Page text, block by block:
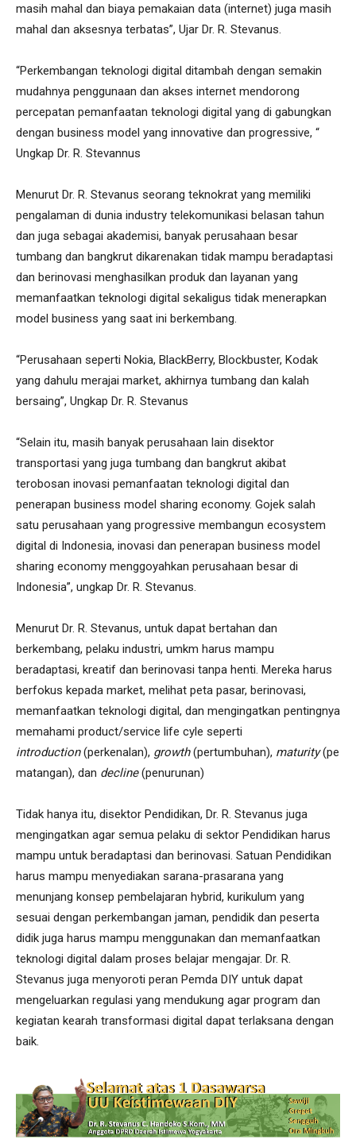
masih mahal dan biaya pemakaian data (internet) juga masih
mahal dan aksesnya terbatas”, Ujar Dr. R. Stevanus.
“Perkembangan teknologi digital ditambah dengan semakin
mudahnya penggunaan dan akses internet mendorong
percepatan pemanfaatan teknologi digital yang di gabungkan
dengan business model yang innovative dan progressive, “
Ungkap Dr. R. Stevannus
Menurut Dr. R. Stevanus seorang teknokrat yang memiliki
pengalaman di dunia industry telekomunikasi belasan tahun
dan juga sebagai akademisi, banyak perusahaan besar
tumbang dan bangkrut dikarenakan tidak mampu beradaptasi
dan berinovasi menghasilkan produk dan layanan yang
memanfaatkan teknologi digital sekaligus tidak menerapkan
model business yang saat ini berkembang.
“Perusahaan seperti Nokia, BlackBerry, Blockbuster, Kodak
yang dahulu merajai market, akhirnya tumbang dan kalah
bersaing”, Ungkap Dr. R. Stevanus
“Selain itu, masih banyak perusahaan lain disektor
transportasi yang juga tumbang dan bangkrut akibat
terobosan inovasi pemanfaatan teknologi digital dan
penerapan business model sharing economy. Gojek salah
satu perusahaan yang progressive membangun ecosystem
digital di Indonesia, inovasi dan penerapan business model
sharing economy menggoyahkan perusahaan besar di
Indonesia”, ungkap Dr. R. Stevanus.
Menurut Dr. R. Stevanus, untuk dapat bertahan dan
berkembang, pelaku industri, umkm harus mampu
beradaptasi, kreatif dan berinovasi tanpa henti. Mereka harus
berfokus kepada market, melihat peta pasar, berinovasi,
memanfaatkan teknologi digital, dan mengingatkan pentingnya
memahami product/service life cyle seperti
introduction(perkenalan), growth(pertumbuhan), maturity(pe
matangan), dan decline(penurunan)
Tidak hanya itu, disektor Pendidikan, Dr. R. Stevanus juga
mengingatkan agar semua pelaku di sektor Pendidikan harus
mampu untuk beradaptasi dan berinovasi. Satuan Pendidikan
harus mampu menyediakan sarana-prasarana yang
menunjang konsep pembelajaran hybrid, kurikulum yang
sesuai dengan perkembangan jaman, pendidik dan peserta
didik juga harus mampu menggunakan dan memanfaatkan
teknologi digital dalam proses belajar mengajar. Dr. R.
Stevanus juga menyoroti peran Pemda DIY untuk dapat
mengeluarkan regulasi yang mendukung agar program dan
kegiatan kearah transformasi digital dapat terlaksana dengan
baik.